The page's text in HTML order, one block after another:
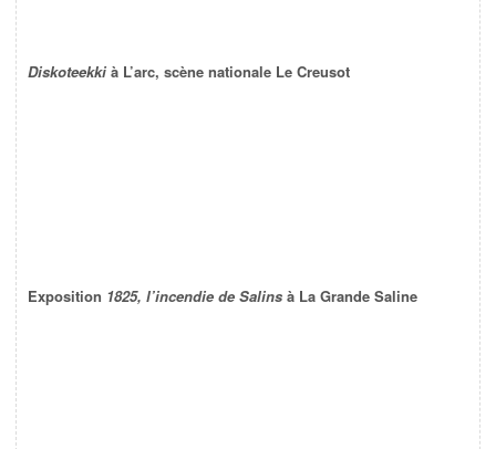
Diskoteekki à L’arc, scène nationale Le Creusot
Exposition 1825, l’incendie de Salins à La Grande Saline